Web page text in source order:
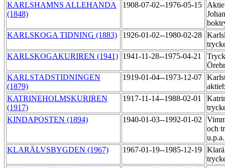
KARLSHAMNS ALLEHANDA
(1848)
1908-07-02--1976-05-15
KARLSKOGA TIDNING (1883)
1926-01-02--1980-02-28
KARLSKOGAKURIREN (1941) 1941-11-28--1975-04-21
KARLSTADSTIDNINGEN
(1879)
1919-01-04--1973-12-07
KATRINEHOLMSKURIREN
(1917)
1917-11-14--1988-02-01
KINDAPOSTEN (1894)
1940-01-03--1992-01-02
och
KLARÄLVSBYGDEN (1967)
1967-01-19--1985-12-19